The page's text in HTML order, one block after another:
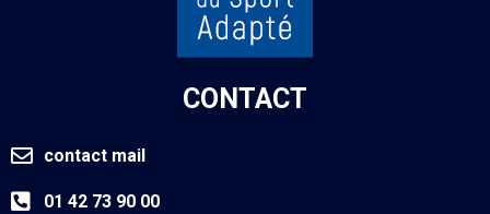
CONTACT
contact mail
01 42 73 90 00